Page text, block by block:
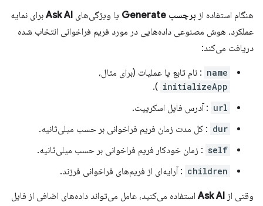
هنگام استفاده از برچسب Generate یا ویژگی‌های Ask AIبرای نمایه
عملکرد، هوش مصنوعی داده‌هایی در مورد فریم فراخوانی انتخاب شده
دریافت می‌کند:
name : نام تابع یا عملیات (برای مثال،
initializeApp
).
url : آدرس فایل اسکریپت.
dur : کل مدت زمان فریم فراخوانی بر حسب میلی‌ثانیه.
self : زمان خودکار فریم فراخوانی بر حسب میلی‌ثانیه.
children : آرایه‌ای از فریم‌های فراخوانی فرزند.
وقتی از Ask AIاستفاده می‌کنید، عامل می‌تواند داده‌های اضافی از فایل